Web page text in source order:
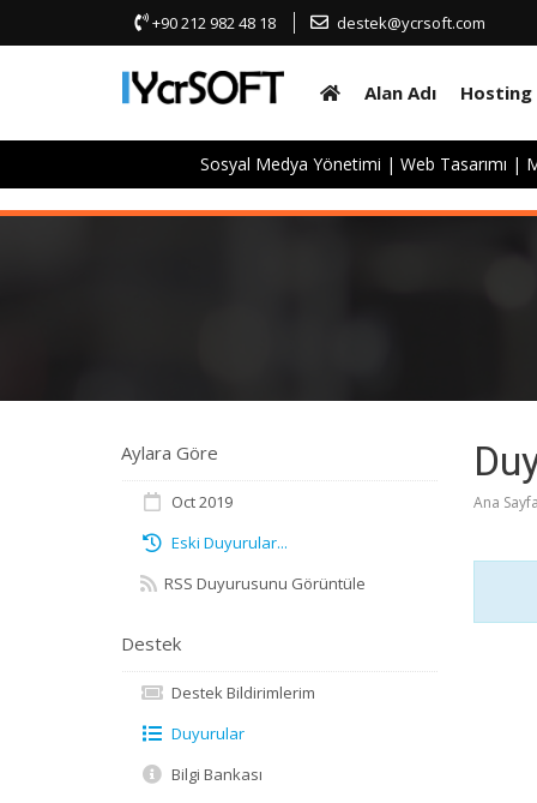
+90 212 982 48 18 destek@ycrsoft.com
Alan Adı Hosting
Sosyal Medya Yönetimi | Web Tasarımı |
Ana Sayfa
Aylara Göre
Oct 2019
Eski Duyurular...
RSS Duyurusunu Görüntüle
Destek
Destek Bildirimlerim
Duyurular
Bilgi Bankası